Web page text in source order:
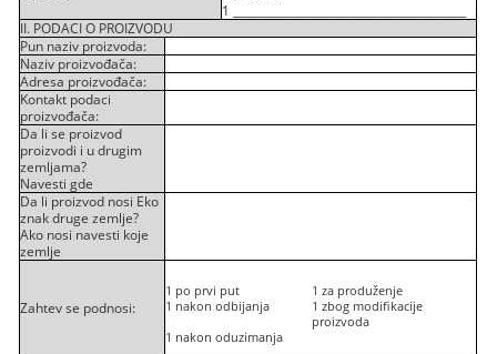
1
II. PODACI O PROIZVODU
Pun naziv proizvoda:
Naziv proizvođača:
Adresa proizvođača:
Kontakt podaci
proizvođača:
Da li se proizvod
proizvodi i u drugim
zemljama?
Navesti gde
Da li proizvod nosi Eko
znak druge zemlje?
Ako nosi navesti koje
zemlje
Zahtev se podnosi:
1 po prvi put 1 za produženje
1 nakon odbijanja 1 zbog modifikacije
proizvoda
1 nakon oduzimanja